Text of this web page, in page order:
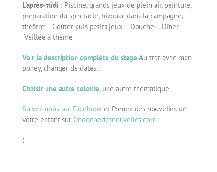
L’après-midi :Piscine, grands jeux de plein air, peinture,
préparation du spectacle, bivouac dans la campagne,
théâtre – Goûter puis petits jeux – Douche – Dîner –
Veillée à thème
Voir la description complète du stage Au trot avec mon
poney, changer de dates…
Choisir une autre colonie, une autre thématique.
Suivez-nous sur Facebooket Prenez des nouvelles de
votre enfant sur Ondonnedesnouvelles.com
(